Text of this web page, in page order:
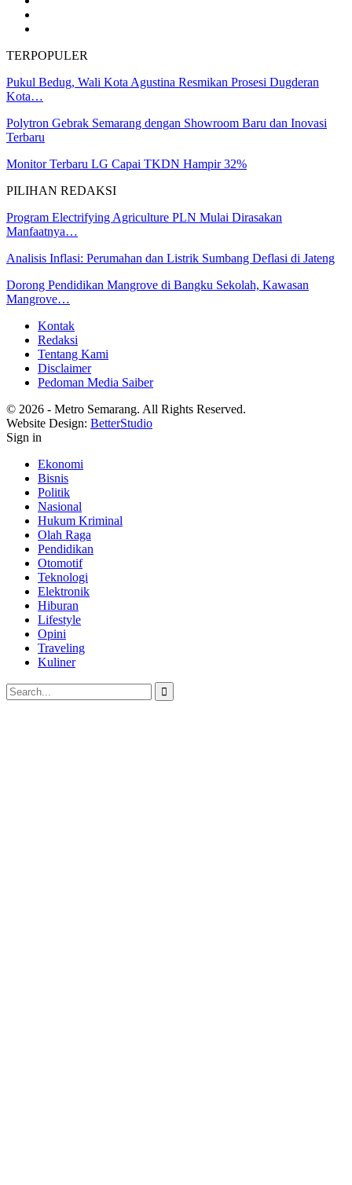
TERPOPULER
Pukul Bedug, Wali Kota Agustina Resmikan Prosesi Dugderan
Kota…
Polytron Gebrak Semarang dengan Showroom Baru dan Inovasi
Terbaru
Monitor Terbaru LG Capai TKDN Hampir 32%
PILIHAN REDAKSI
Program Electrifying Agriculture PLN Mulai Dirasakan
Manfaatnya…
Analisis Inflasi: Perumahan dan Listrik Sumbang Deflasi di Jateng
Dorong Pendidikan Mangrove di Bangku Sekolah, Kawasan
Mangrove…
Kontak
Redaksi
Tentang Kami
Disclaimer
Pedoman Media Saiber
© 2026 - Metro Semarang. All Rights Reserved.
Website Design: BetterStudio
Sign in
Ekonomi
Bisnis
Politik
Nasional
Hukum Kriminal
Olah Raga
Pendidikan
Otomotif
Teknologi
Elektronik
Hiburan
Lifestyle
Opini
Traveling
Kuliner